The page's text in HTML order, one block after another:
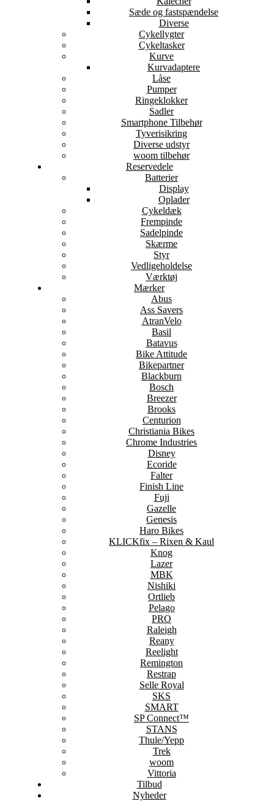
Sæde og fastspændelse
Diverse
Cykellygter
Cykeltasker
Kurve
Kurvadaptere
Låse
Pumper
Ringeklokker
Sadler
Smartphone Tilbehør
Tyverisikring
Diverse udstyr
woom tilbehør
Reservedele
Batterier
Display
Oplader
Cykeldæk
Frempinde
Sadelpinde
Skærme
Styr
Vedligeholdelse
Værktøj
Mærker
Abus
Ass Savers
AtranVelo
Basil
Batavus
Bike Attitude
Bikepartner
Blackburn
Bosch
Breezer
Brooks
Centurion
Christiania Bikes
Chrome Industries
Disney
Ecoride
Falter
Finish Line
Fuji
Gazelle
Genesis
Haro Bikes
KLICKfix – Rixen & Kaul
Knog
Lazer
MBK
Nishiki
Ortlieb
Pelago
PRO
Raleigh
Reany
Reelight
Remington
Restrap
Selle Royal
SKS
SMART
SP Connect™
STANS
Thule/Yepp
Trek
woom
Vittoria
Tilbud
Nyheder